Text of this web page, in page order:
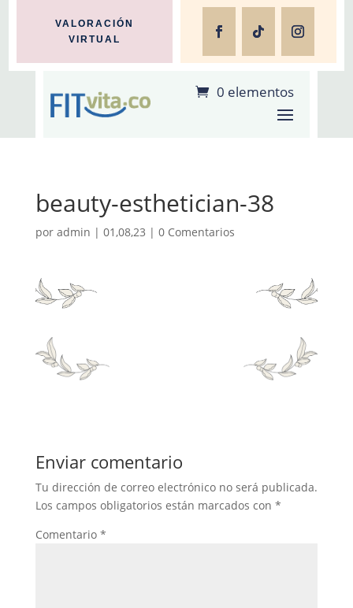
VALORACIÓN
VIRTUAL
0 elementos
beauty-esthetician-38
por admin | 01,08,23 | 0 Comentarios
Enviar comentario
Tu dirección de correo electrónico no será publicada.
Los campos obligatorios están marcados con *
Comentario *